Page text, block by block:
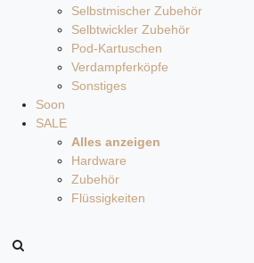
Selbstmischer Zubehör
Selbtwickler Zubehör
Pod-Kartuschen
Verdampferköpfe
Sonstiges
Soon
SALE
Alles anzeigen
Hardware
Zubehör
Flüssigkeiten